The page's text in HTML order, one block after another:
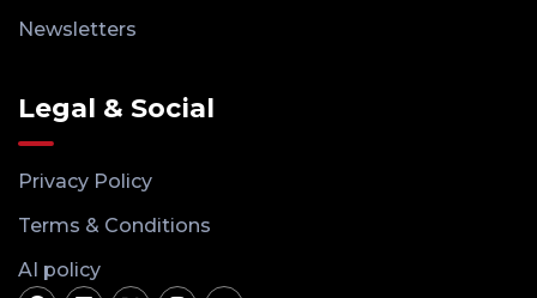
Newsletters
Legal & Social
Privacy Policy
Terms & Conditions
AI policy